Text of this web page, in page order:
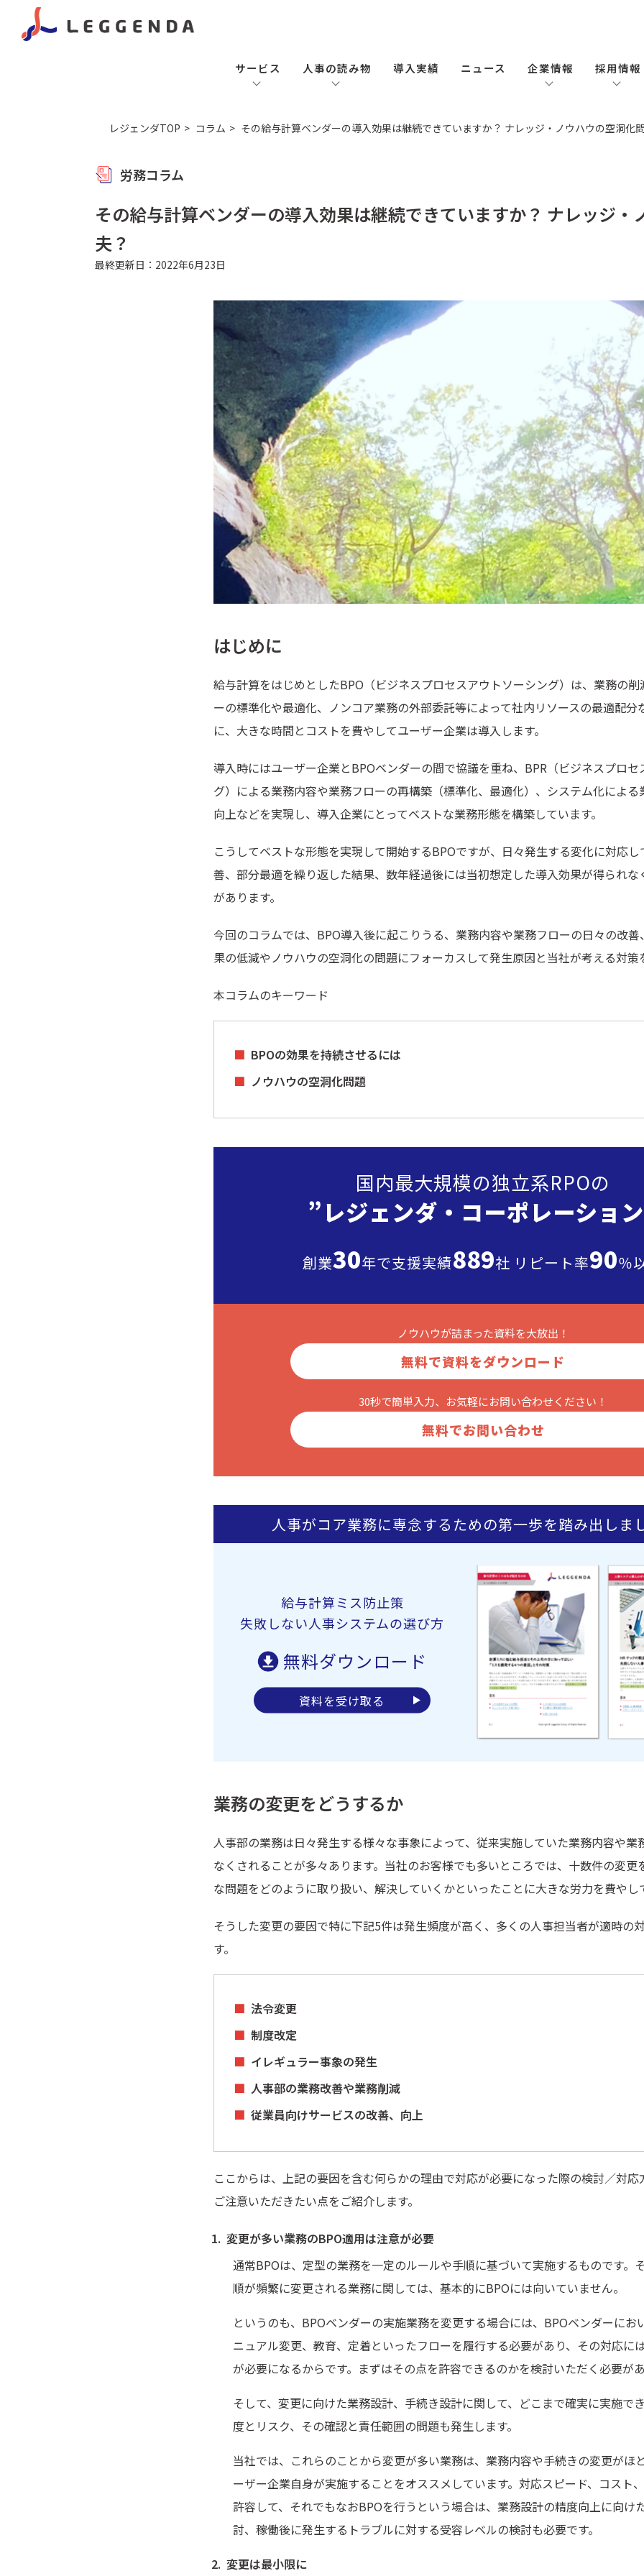
サービス 人事の読み物 導入実績 ニュース 企業情報 採用情報
レジェンダTOP コラム その給与計算ベンダーの導入効果は継続できていますか？ ナレッジ・ノウハウの空洞化
労務コラム
その給与計算ベンダーの導入効果は継続できていますか？ ナレッジ・
夫？
最終更新日：2022年6月23日
はじめに
給与計算をはじめとしたBPO（ビジネスプロセスアウトソーシング）は、業務の
ーの標準化や最適化、ノンコア業務の外部委託等によって社内リソースの最適配分
に、大きな時間とコストを費やしてユーザー企業は導入します。
導入時にはユーザー企業とBPOベンダーの間で協議を重ね、BPR（ビジネスプロ
グ）による業務内容や業務フローの再構築（標準化、最適化）、システム化によ
向上などを実現し、導入企業にとってベストな業務形態を構築しています。
こうしてベストな形態を実現して開始するBPOですが、日々発生する変化に対応
善、部分最適を繰り返した結果、数年経過後には当初想定した導入効果が得られな
があります。
今回のコラムでは、BPO導入後に起こりうる、業務内容や業務フローの日々の改
果の低減やノウハウの空洞化の問題にフォーカスして発生原因と当社が考える対策
本コラムのキーワード
BPOの効果を持続させるには
ノウハウの空洞化問題
国内最大規模の独立系RPOの
”レジェンダ・ コーポレーショ
創業30年で支援実績889社 リピート率90％
ノウハウが詰まった資料を大放出！
無料で資料をダウンロード
30秒で簡単入力、お気軽にお問い合わせください！
無料でお問い合わせ
人事がコア業務に専念するための第一歩を踏み出しま
給与計算ミス防止策
失敗しない人事システムの選び方
無料ダウンロード
資料を受け取る
業務の変更をどうするか
人事部の業務は日々発生する様々な事象によって、従来実施していた業務内容や業
なくされることが多々あります。当社のお客様でも多いところでは、十数件の変更
な問題をどのように取り扱い、解決していくかといったことに大きな労力を費やし
そうした変更の要因で特に下記5件は発生頻度が高く、多くの人事担当者が適時の
す。
法令変更
制度改定
イレギュラー事象の発生
人事部の業務改善や業務削減
従業員向けサービスの改善、向上
ここからは、上記の要因を含む何らかの理由で対応が必要になった際の検討／対
ご注意いただきたい点をご紹介します。
変更が多い業務のBPO適用は注意が必要
通常BPOは、定型の業務を一定のルールや手順に基づいて実施するものです。
順が頻繁に変更される業務に関しては、基本的にBPOには向いていません。
というのも、BPOベンダーの実施業務を変更する場合には、BPOベンダーにお
ニュアル変更、教育、定着といったフローを履行する必要があり、その対応に
が必要になるからです。まずはその点を許容できるのかを検討いただく必要が
そして、変更に向けた業務設計、手続き設計に関して、どこまで確実に実施で
度とリスク、その確認と責任範囲の問題も発生します。
当社では、これらのことから変更が多い業務は、業務内容や手続きの変更がほ
ーザー企業自身が実施することをオススメしています。対応スピード、コスト
許容して、それでもなおBPOを行うという場合は、業務設計の精度向上に向け
討、稼働後に発生するトラブルに対する受容レベルの検討も必要です。
変更は最小限に